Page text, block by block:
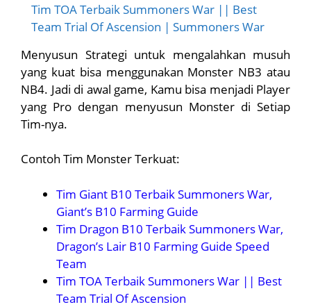
Tim TOA Terbaik Summoners War || Best
Team Trial Of Ascension | Summoners War
Menyusun Strategi untuk mengalahkan musuh
yang kuat bisa menggunakan Monster NB3 atau
NB4. Jadi di awal game, Kamu bisa menjadi Player
yang Pro dengan menyusun Monster di Setiap
Tim-nya.
Contoh Tim Monster Terkuat:
Tim Giant B10 Terbaik Summoners War,
Giant’s B10 Farming Guide
Tim Dragon B10 Terbaik Summoners War,
Dragon’s Lair B10 Farming Guide Speed
Team
Tim TOA Terbaik Summoners War || Best
Team Trial Of Ascension